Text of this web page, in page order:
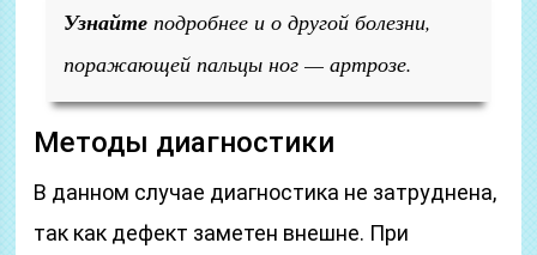
Узнайте подробнее и о другой болезни,
поражающей пальцы ног — артрозе.
Методы диагностики
В данном случае диагностика не затруднена,
так как дефект заметен внешне. При